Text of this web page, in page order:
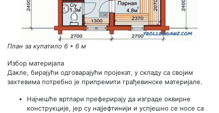
План за купатило 6 * 6 м
Избор материјала
Дакле, бирајући одговарајући пројекат, у складу са својим
захтевима потребно је припремити грађевинске материјале.
Најчешће вртлари преферирају да изграде оквирне
конструкције, јер су најјефтинији и успјешно се носе са